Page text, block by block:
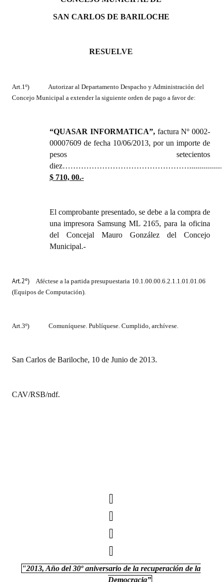
Reconocimientos - Registro
Entrega de distinciones
SAN CARLOS DE BARILOCHE
RESUELVE
Art.1º)
Autorizar al Departamento Despacho y Administración del
Concejo Municipal a extender la siguiente orden de pago a favor de:
“QUASAR INFORMATICA”,factura Nº 0002-
00007609 de fecha 10/06/2013, por un importe de
pesos setecientos
$ 710, 00.-
El comprobante presentado, se debe a la compra de
una impresora Samsung ML 2165, para la oficina
del Concejal Mauro González del Concejo
Municipal.-
Art.2º) Aféctese a la partida presupuestaria 10.1.00.00.6.2.1.1.01.01.06
(Equipos de Computación).
Art.3º) Comuníquese. Publíquese. Cumplido, archívese.
San Carlos de Bariloche, 10 de Junio de 2013.
CAV/RSB/ndf.
"2013, Año del 30º aniversario de la recuperación de la
Democracia”